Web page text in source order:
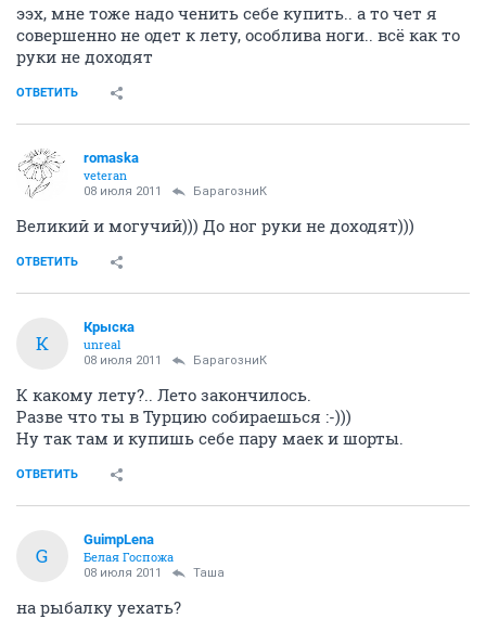
ээх, мне тоже надо ченить себе купить.. а то чет я
совершенно не одет к лету, особлива ноги.. всё как то
руки не доходят
ОТВЕТИТЬ
romaska
veteran
08 июля 2011 БарагозниК
Великий и могучий))) До ног руки не доходят)))
ОТВЕТИТЬ
К
Крыска
unreal
08 июля 2011 БарагозниК
К какому лету?.. Лето закончилось.
Разве что ты в Турцию собираешься :-)))
Ну так там и купишь себе пару маек и шорты.
ОТВЕТИТЬ
G
GuimpLena
Белая Госпожа
08 июля 2011 Таша
на рыбалку уехать?